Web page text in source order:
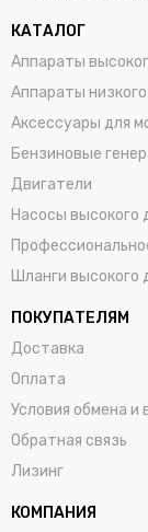
КАТАЛОГ
Аппараты
Аппараты
Аксессуары для
Бензиновые
Двигатели
Насосы высокого
Шланги высокого
ПОКУПАТЕЛЯМ
Доставка
Оплата
Условия обмена и
Обратная связь
Лизинг
КОМПАНИЯ